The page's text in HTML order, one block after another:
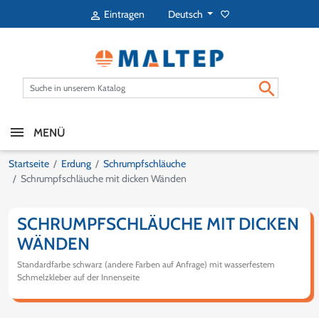
 Eintragen Deutsch favorite_border

MENÜ
Startseite Erdung
Schrumpfschläuche
Schrumpfschläuche mit dicken Wänden
SCHRUMPFSCHLÄUCHE MIT DICKEN
WÄNDEN
Standardfarbe schwarz (andere Farben auf Anfrage) mit wasserfestem
Schmelzkleber auf der Innenseite